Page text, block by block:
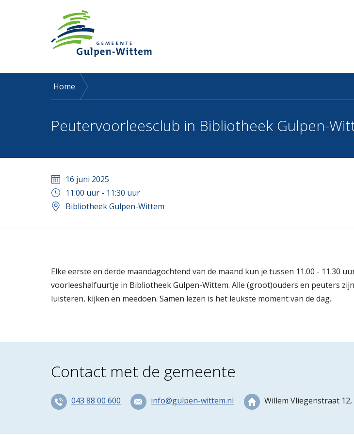
Home
Peutervoorleesclub in Bibliotheek Gulpen-
16 juni 2025
11:00 uur - 11:30 uur
Bibliotheek Gulpen-Wittem
Elke eerste en derde maandagochtend van de maand kun je tussen 11.00 - 11.30
voorleeshalfuurtje in Bibliotheek Gulpen-Wittem. Alle (groot)ouders en peuters
luisteren, kijken en meedoen. Samen lezen is het leukste moment van de dag.
Contact met de gemeente
043 88 00 600 info@gulpen-wittem.nl Willem Vliegenstraat 12,